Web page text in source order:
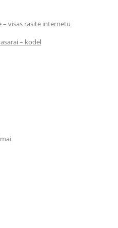
– visas rasite internetu
– kodėl